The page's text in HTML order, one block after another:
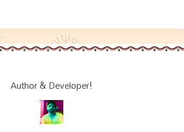
Author & Developer!